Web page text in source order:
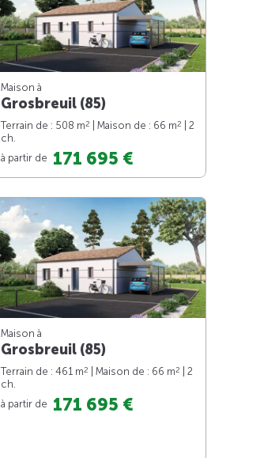
Maison à
Grosbreuil (85)
Terrain de : 508 m2 | Maison de : 66 m2
| 2
ch.
à partir de 171 695 €
Maison à
Grosbreuil (85)
Terrain de : 461 m2 | Maison de : 66 m2
| 2
ch.
à partir de 171 695 €